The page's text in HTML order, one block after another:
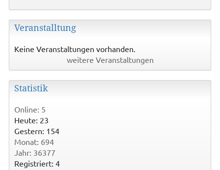
Veranstalltung
Keine Veranstaltungen vorhanden.
weitere Veranstaltungen
Statistik
Online: 5
Heute: 23
Gestern: 154
Monat: 694
Jahr: 36377
Registriert: 4